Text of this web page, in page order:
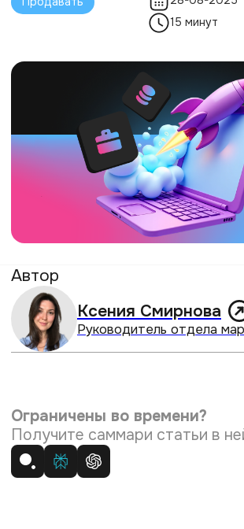
Автор
Ксения Смирнова
Руководитель отдела маркетинга
Ограничены во времени?
Получите саммари статьи в нейросетях:
Оставить душную офисную рутину
позади и стать своим собственным
боссом — мечта многих. Но когда
свобода становится реальностью,
вместе с ней приходят и новые вызовы.
Как найти постоянный поток клиентов?
К счастью, сегодня вы не одиноки в этом
путешествии. Рынок цифровых
инструментов предлагает массу
решений, которые помогут